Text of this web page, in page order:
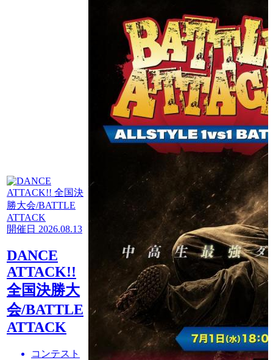
開催日 2026.08.13
DANCE
ATTACK!!
全国決勝大
会/BATTLE
ATTACK
コンテスト